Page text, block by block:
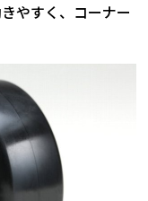
やすく、コーナー